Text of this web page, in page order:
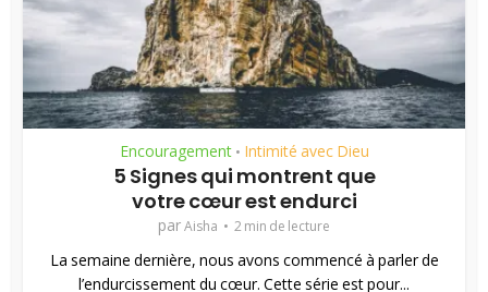
Encouragement • Intimité avec Dieu
5 Signes qui montrent que
votre cœur est endurci
parAisha 2 min de lecture
La semaine dernière, nous avons commencé à parler de
l’endurcissement du cœur. Cette série est pour...